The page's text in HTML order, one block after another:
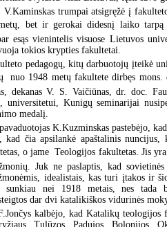
trumpai atsigręžė į
bet ir gerokai didesnį laiko tarpą
esąs vienintelis visuose Lietuvos
tokios krypties fakultetai.
pedagogų, kitų darbuotojų įteikė
 nuo 1948 metų fakultete dirbęs
dekanas V. S. Vaičiūnas, dr. doc.
Kunigų seminarijai
medalį.
K.Kuzminskas pastebėjo,
kad čia apsilankė apaštalinis
o jame  Teologijos fakultetas. Jis
Juk ne paslaptis, kad
idealistais, kas turi įtakos ir
sunkiau nei 1918 metais, nes tada
dar dvi katalikiškos vidurinės
kalbėjo, kad Katalikų teologijos
Tulūzos, Padujos, Bolonijos,